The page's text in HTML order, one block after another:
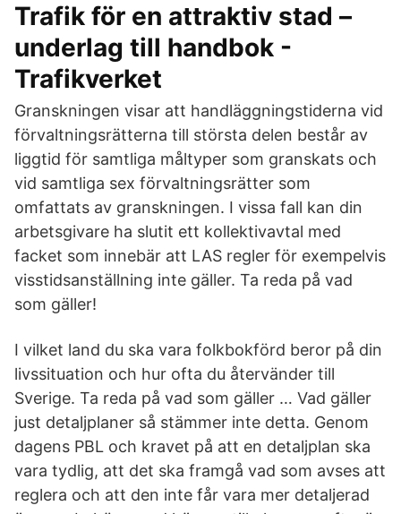
Trafik för en attraktiv stad –
underlag till handbok -
Trafikverket
Granskningen visar att handläggningstiderna vid
förvaltningsrätterna till största delen består av
liggtid för samtliga måltyper som granskats och
vid samtliga sex förvaltningsrätter som
omfattats av granskningen. I vissa fall kan din
arbetsgivare ha slutit ett kollektivavtal med
facket som innebär att LAS regler för exempelvis
visstidsanställning inte gäller. Ta reda på vad
som gäller!
I vilket land du ska vara folkbokförd beror på din
livssituation och hur ofta du återvänder till
Sverige. Ta reda på vad som gäller … Vad gäller
just detaljplaner så stämmer inte detta. Genom
dagens PBL och kravet på att en detaljplan ska
vara tydlig, att det ska framgå vad som avses att
reglera och att den inte får vara mer detaljerad